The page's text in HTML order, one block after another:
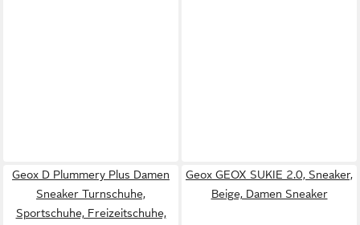
Geox D Plummery Plus Damen
Sneaker Turnschuhe,
Sportschuhe, Freizeitschuhe,
Geox GEOX SUKIE 2.0, Sneaker,
Beige, Damen Sneaker